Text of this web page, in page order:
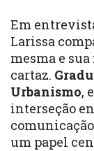
Em
Larissa
mesma e
cartaz.
Urbanismo,
interseção
um papel